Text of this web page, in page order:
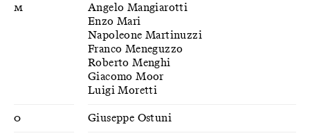
M
Angelo Mangiarotti
Enzo Mari
Napoleone Martinuzzi
Franco Meneguzzo
Roberto Menghi
Giacomo Moor
Luigi Moretti
O Giuseppe Ostuni